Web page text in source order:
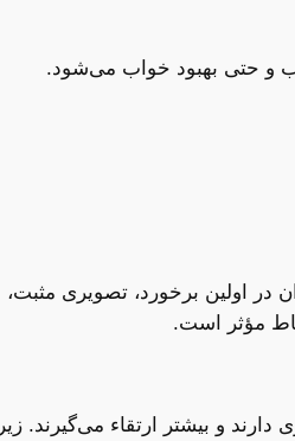
و حتی بهبود خواب می‌شود.
اولین برخورد، تصویری مثبت،
مؤثر است.
و بیشتر ارتقاء می‌گیرند. زیرا